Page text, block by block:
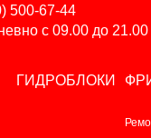
500-67-44
с 09.00 до 21.00
ГИДРОБЛОКИ